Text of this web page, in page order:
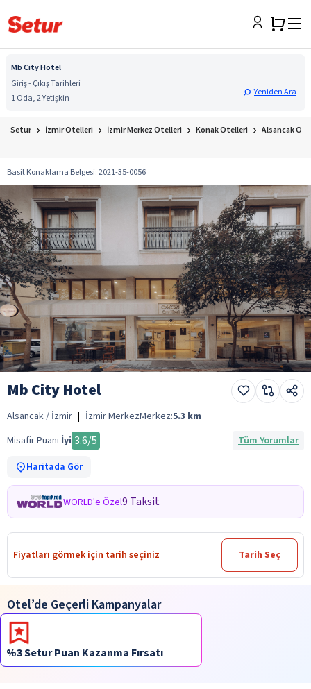
Mb City Hotel
Giriş - Çıkış Tarihleri
1 Oda, 2 Yetişkin
Yeniden Ara
Setur İzmir Otelleri İzmir Merkez Otelleri Konak Otelleri Alsancak
Basit Konaklama Belgesi:2021-35-0056
Mb City Hotel
Alsancak / İzmir | İzmir MerkezMerkez:5.3 km
Misafir Puanı İyi 3.6/5
Tüm Yorumlar
Haritada Gör
WORLD'e Özel9 Taksit
Fiyatları görmek için tarih seçiniz Tarih Seç
Otel’de Geçerli Kampanyalar
%3 Setur Puan Kazanma Fırsatı